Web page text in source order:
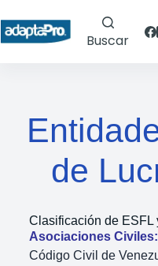
Buscar
de
Clasificación de ESFL
Asociaciones Civiles:
Código Civil de